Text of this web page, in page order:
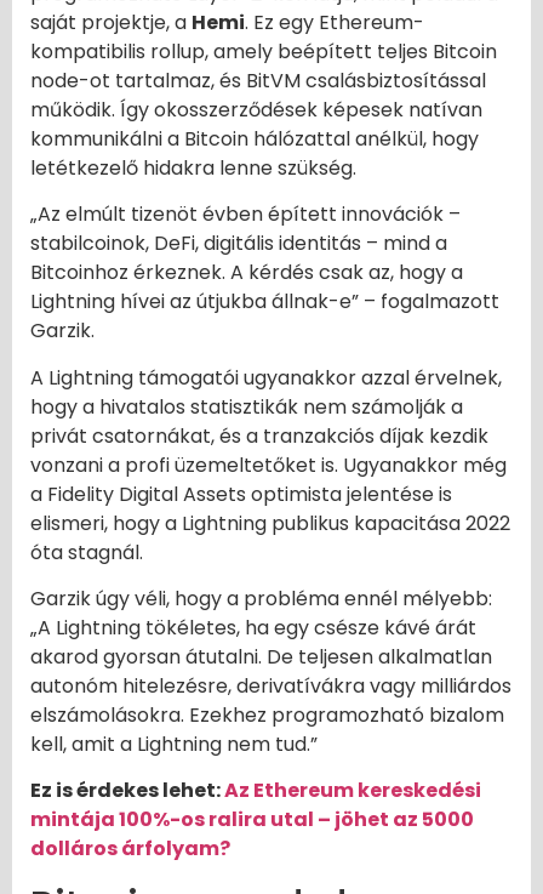
saját projektje, a Hemi. Ez egy Ethereum-
kompatibilis rollup, amely beépített teljes Bitcoin
node-ot tartalmaz, és BitVM csalásbiztosítással
működik. Így okosszerződések képesek natívan
kommunikálni a Bitcoin hálózattal anélkül, hogy
letétkezelő hidakra lenne szükség.
„Az elmúlt tizenöt évben épített innovációk –
stabilcoinok, DeFi, digitális identitás – mind a
Bitcoinhoz érkeznek. A kérdés csak az, hogy a
Lightning hívei az útjukba állnak-e” – fogalmazott
Garzik.
A Lightning támogatói ugyanakkor azzal érvelnek,
hogy a hivatalos statisztikák nem számolják a
privát csatornákat, és a tranzakciós díjak kezdik
vonzani a profi üzemeltetőket is. Ugyanakkor még
a Fidelity Digital Assets optimista jelentése is
elismeri, hogy a Lightning publikus kapacitása 2022
óta stagnál.
Garzik úgy véli, hogy a probléma ennél mélyebb:
„A Lightning tökéletes, ha egy csésze kávé árát
akarod gyorsan átutalni. De teljesen alkalmatlan
autonóm hitelezésre, derivatívákra vagy milliárdos
elszámolásokra. Ezekhez programozható bizalom
kell, amit a Lightning nem tud.”
Ez is érdekes lehet:Az Ethereum kereskedési
mintája 100%-os ralira utal – jöhet az 5000
dolláros árfolyam?